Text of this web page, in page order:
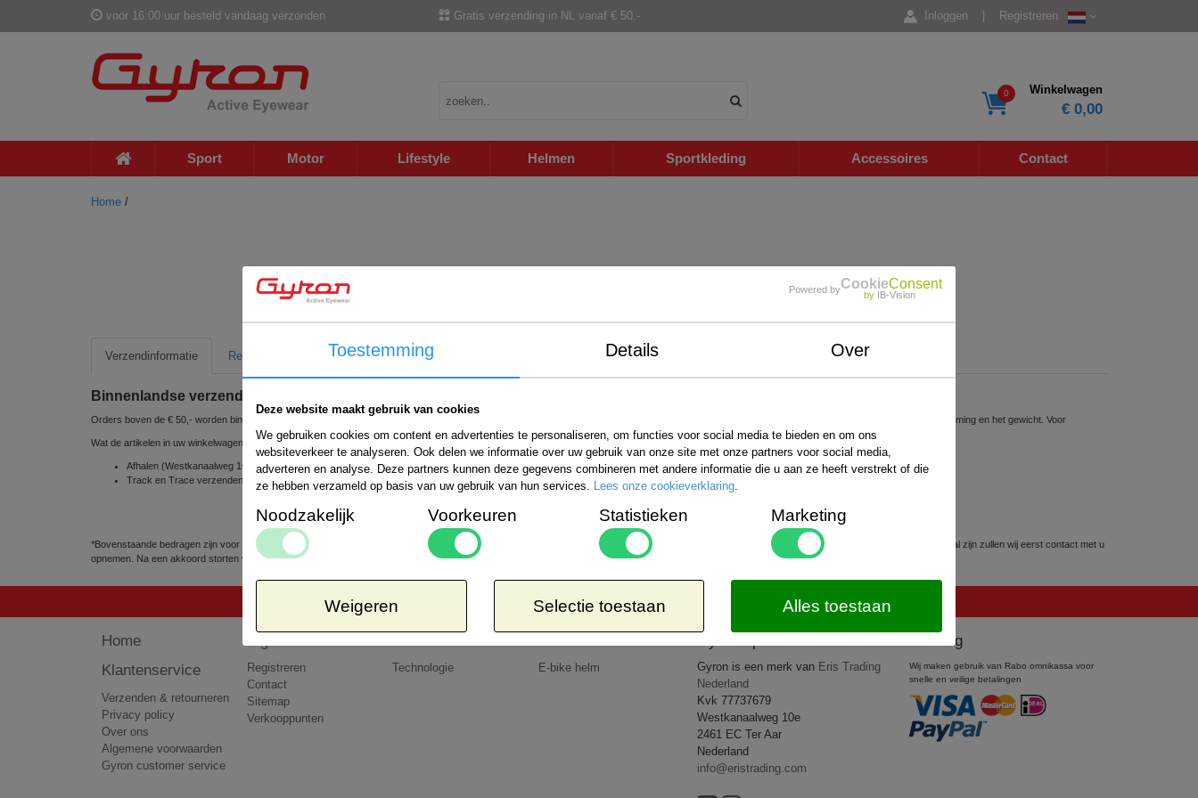
voor 16:00 uur besteld vandaag verzonden Gratis verzending in NL vanaf € 50,- Inloggen Registreren
0 Winkelwagen
€ 0,00
Sport Motor Lifestyle Helmen Sportkleding Accessoires Contact
Home /
Verzendinformatie Retour informatie
Binnenlandse verzending
Orders boven de € 50,- worden binnen Nederland gratis verzonden
Wat de artikelen in uw winkelwagen betreft, kunt u uit de volgende verzendmogelijkheden binnen Nederland kiezen:
Afhalen (Westkanaalweg 10e, 2461 EC Ter Aar, Nederland) => Kosteloos
Track en Trace verzenden via POSTNL 1 á 2 werkdagen => € 8,50*
Bestelling verzenden wij wereldwijd. De kosten hiervoor hangt af van de bestemming en het gewicht. Voor
uitgebreide informatie kunt u kijken op de website vanPostNL
Aangetekend
-EUR 1 => € 21,65*
-EUR 2 => € 26,65*
-WERELD => € 35,95*
*Bovenstaande bedragen zijn voor pakketten tot 5kg. Het kan voorkomen dat de door u bestelde goederen lichter zijn dan 5kg of op een goedkopere wijze verzonden kunnen worden. Mocht dit het geval zijn zullen wij eerst contact met u
opnemen. Na een akkoord storten wij het teveel betaalde bedrag terug op uw rekening.
All rights reserved2026 © www.gyronsport.nl
Home
Klantenservice
Verzenden & retourneren
Privacy policy
Over ons
Algemene voorwaarden
Gyron customer service
Registreren
Contact
Sitemap
Verkooppunten
Technologie E-bike helm Gyron is een merk van Eris Trading
Nederland
Kvk 77737679
Westkanaalweg 10e
2461 EC Ter Aar
Nederland
info@eristrading.com
Betaling
Wij maken gebruik van Rabo omnikassa voor
snelle en veilige betalingen
Powered byCookieConsent
by IB-Vision
Toestemming Details Over
Deze website maakt gebruik van cookies
We gebruiken cookies om content en advertenties te personaliseren, om functies voor social media te bieden en om ons
websiteverkeer te analyseren. Ook delen we informatie over uw gebruik van onze site met onze partners voor social media,
adverteren en analyse. Deze partners kunnen deze gegevens combineren met andere informatie die u aan ze heeft verstrekt of die
ze hebben verzameld op basis van uw gebruik van hun services. Lees onze cookieverklaring.
Noodzakelijk Voorkeuren Statistieken Marketing
Weigeren Selectie toestaan Alles toestaan